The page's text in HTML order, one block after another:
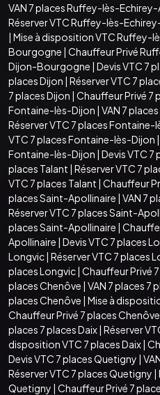
VAN 7 places Ruffey-lès-
Réserver VTC Ruffey-lès-
| Mise à disposition VTC
Bourgogne | Chauffeur Privé
Dijon-Bourgogne | Devis VTC 7
places Dijon | Réserver VTC 7
7 places Dijon | Chauffeur Privé 7
Fontaine-lès-Dijon | VAN 7
Réserver VTC 7 places Fontaine-
VTC 7 places Fontaine-lès-Dijon |
Fontaine-lès-Dijon | Devis VTC 7
places Talant | Réserver VTC 7
VTC 7 places Talant | Chauffeur
places Saint-Apollinaire | VAN 7
Réserver VTC 7 places Saint-
places Saint-Apollinaire |
Apollinaire | Devis VTC 7 places
Longvic| Réserver VTC 7 places
places Longvic| Chauffeur Privé
places Chenôve | VAN 7 places 7
places Chenôve | Mise à
Chauffeur Privé 7 places Chenôve
places 7 places Daix| Réserver
disposition VTC 7 places Daix|
Devis VTC 7 places Quetigny |
Réserver VTC 7 places Quetigny |
Quetigny | Chauffeur Privé 7